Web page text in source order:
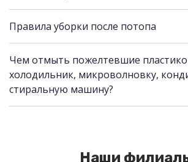
Правила уборки после потопа
Чем отмыть пожелтевшие
холодильник, микроволновку,
стиральную машину?
Наши